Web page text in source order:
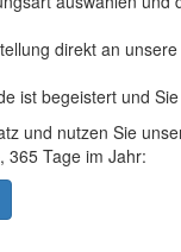
direkt an
ist begeistert und
und nutzen Sie
365 Tage im Jahr: